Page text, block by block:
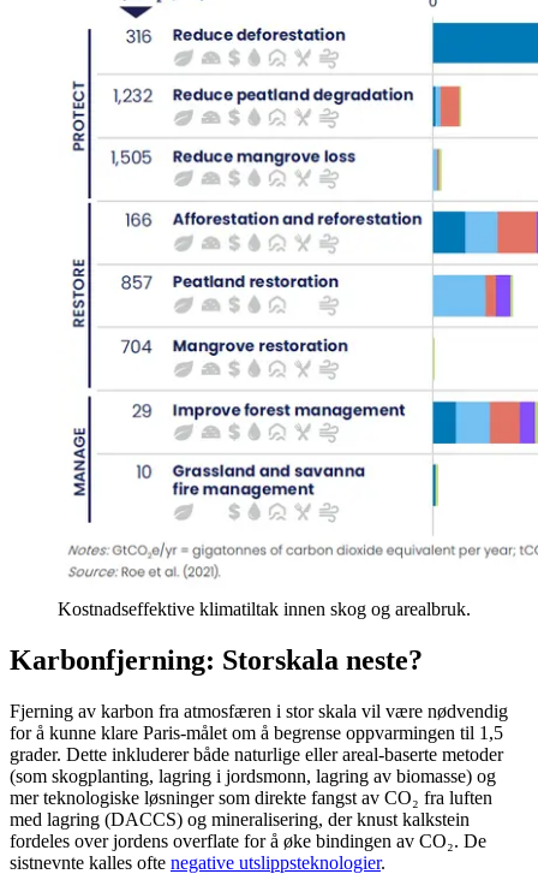
Kostnadseffektive klimatiltak innen skog og arealbruk.
Karbonfjerning: Storskala neste?
Fjerning av karbon fra atmosfæren i stor skala vil være nødvendig
for å kunne klare Paris-målet om å begrense oppvarmingen til 1,5
grader. Dette inkluderer både naturlige eller areal-baserte metoder
(som skogplanting, lagring i jordsmonn, lagring av biomasse) og
mer teknologiske løsninger som direkte fangst av CO₂ fra luften
med lagring (DACCS) og mineralisering, der knust kalkstein
fordeles over jordens overflate for å øke bindingen av CO₂. De
sistnevnte kalles ofte negative utslippsteknologier.